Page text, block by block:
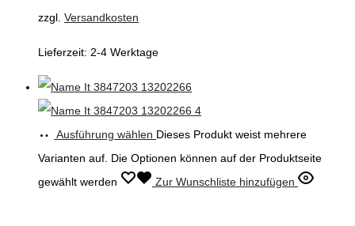
zzgl. Versandkosten
Lieferzeit: 2-4 Werktage
Ausführung wählen Dieses Produkt weist mehrere
Varianten auf. Die Optionen können auf der Produktseite
gewählt werden
Zur Wunschliste hinzufügen